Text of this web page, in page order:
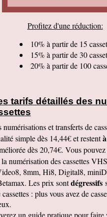
cordialement.
J'ai bien reçu votre paquet, et je suis
dois dire qu'au début j'étais un peu
les prix . merci beaucoup Cordialement
Pierre B
Je suis très très très satisfait de votre
les affaires aillent très bien.
N
Colis reçu ce jour, satisfait du bon
vos soins. Merci encore,
R
bien reçu les CD et les K7 en
cet excellent traitement. Très bons
R
bien reçu le colis samedi après
le travail est superbe
C
ai bien reçu votre envoi Les
Profitez d'une réduction:
10% à partir de 15
15% à partir de 30
20% à partir de 100
tarifs détaillés des
et transferts de
simple dès 14,44€ et restent
dès 20,74€. Vous
la numérisation des cassettes
8mm, Hi8, Digital8,
Les prix sontdégressifs
: plus vous avez de
un guide pratique pour faire